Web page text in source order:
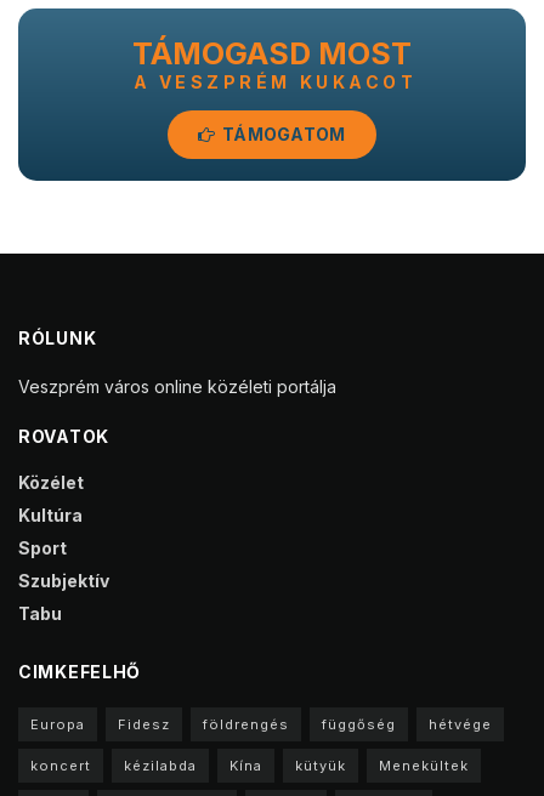
TÁMOGASD MOST
A VESZPRÉM KUKACOT
TÁMOGATOM
RÓLUNK
Veszprém város online közéleti portálja
ROVATOK
Közélet
Kultúra
Sport
Szubjektív
Tabu
CIMKEFELHŐ
Europa Fidesz földrengés függőség hétvége
koncert kézilabda Kína kütyük Menekültek